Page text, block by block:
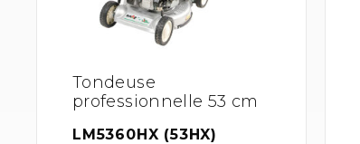
Tondeuse
professionnelle 53 cm
LM5360HX (53HX)